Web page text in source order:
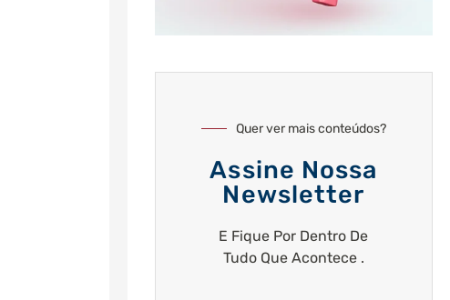
Quer ver mais conteúdos?
Assine Nossa
Newsletter
E Fique Por Dentro De
Tudo Que Acontece .